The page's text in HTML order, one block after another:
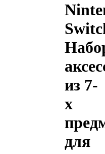
из 7-
х
для